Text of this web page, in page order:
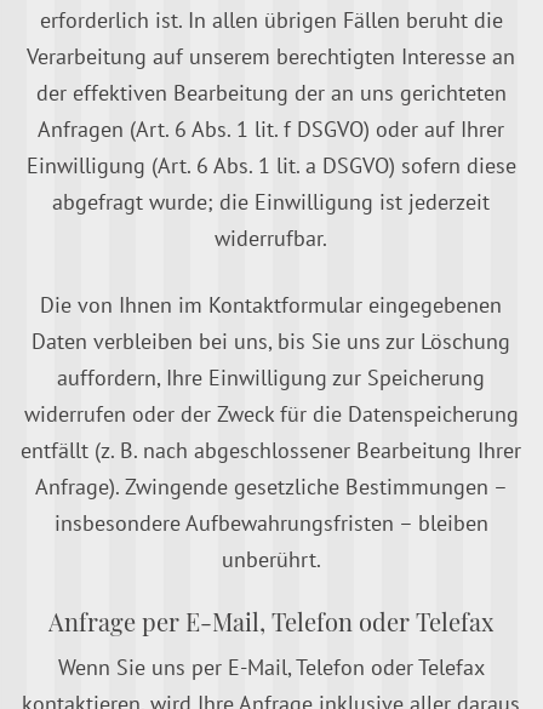
erforderlich ist. In allen übrigen Fällen beruht die
Verarbeitung auf unserem berechtigten Interesse an
der effektiven Bearbeitung der an uns gerichteten
Anfragen (Art. 6 Abs. 1 lit. f DSGVO) oder auf Ihrer
Einwilligung (Art. 6 Abs. 1 lit. a DSGVO) sofern diese
abgefragt wurde; die Einwilligung ist jederzeit
widerrufbar.
Die von Ihnen im Kontaktformular eingegebenen
Daten verbleiben bei uns, bis Sie uns zur Löschung
auffordern, Ihre Einwilligung zur Speicherung
widerrufen oder der Zweck für die Datenspeicherung
entfällt (z. B. nach abgeschlossener Bearbeitung Ihrer
Anfrage). Zwingende gesetzliche Bestimmungen –
insbesondere Aufbewahrungsfristen – bleiben
unberührt.
Anfrage per E-Mail, Telefon oder Telefax
Wenn Sie uns per E-Mail, Telefon oder Telefax